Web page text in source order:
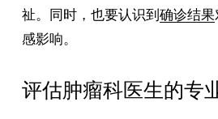
祉。同时，也要认识到确诊结果
感影响。
评估肿瘤科医生的专